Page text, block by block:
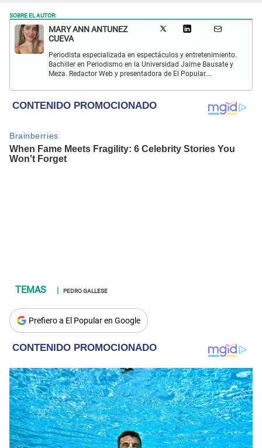
SOBRE EL AUTOR:
MARY ANN ANTUNEZ
CUEVA
Periodista especializada en espectáculos y entretenimiento.
Bachiller en Periodismo en la Universidad Jaime Bausate y
Meza. Redactor Web y presentadora de El Popular.
y espectáculos internacional.
PEDRO GALLESE
Prefiero a El Popular en Google